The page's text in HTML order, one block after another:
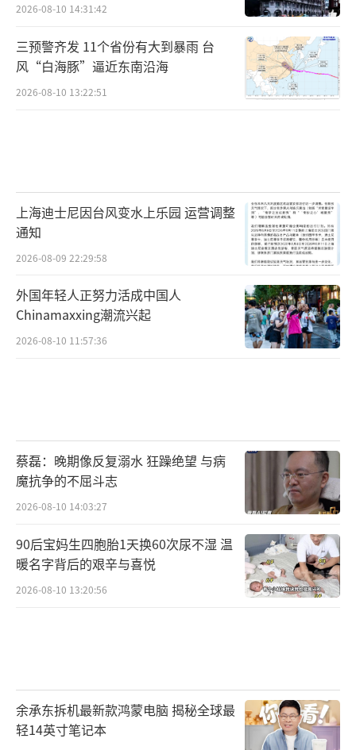
2026-08-10 14:31:42
三预警齐发 11个省份有大到暴雨 台
风“白海豚”逼近东南沿海
2026-08-10 13:22:51
上海迪士尼因台风变水上乐园 运营调整
通知
2026-08-09 22:29:58
外国年轻人正努力活成中国人
Chinamaxxing潮流兴起
2026-08-10 11:57:36
蔡磊：晚期像反复溺水 狂躁绝望 与病
魔抗争的不屈斗志
2026-08-10 14:03:27
90后宝妈生四胞胎1天换60次尿不湿 温
暖名字背后的艰辛与喜悦
2026-08-10 13:20:56
余承东拆机最新款鸿蒙电脑 揭秘全球最
轻14英寸笔记本